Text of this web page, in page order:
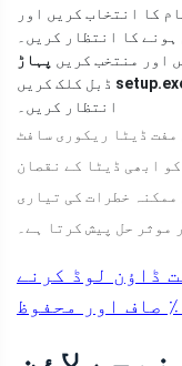
کا انتخاب کریں اور
کا انتظار کریں۔
اور منتخب کریں پہاڑ
انتظار کریں۔
ڈیٹا ریکوری سافٹ
چاہے آپ کو ابھی ڈیٹا کے نقصان
خطرات کی تیاری
موثر حل پیش کرتا ہے۔
ڈاؤن لوڈ کرنے
صاف اور محفوظ